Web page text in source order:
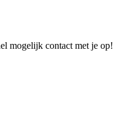
mogelijk contact met je op!